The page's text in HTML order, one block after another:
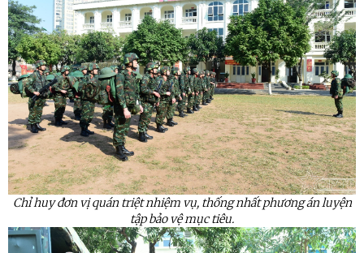
Chỉ huy đơn vị quán triệt nhiệm vụ, thống nhất phương án luyện
tập bảo vệ mục tiêu.